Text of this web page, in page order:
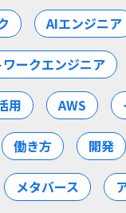
AIエンジニア
ークエンジニア
用 AWS
働き方 開発
メタバース